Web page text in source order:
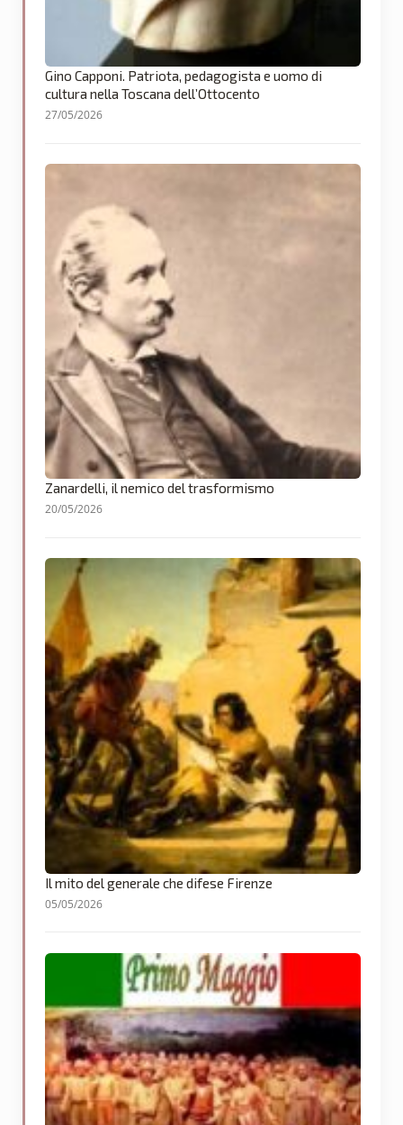
Gino Capponi. Patriota, pedagogista e uomo di
cultura nella Toscana dell’Ottocento
27/05/2026
Zanardelli, il nemico del trasformismo
20/05/2026
Il mito del generale che difese Firenze
05/05/2026